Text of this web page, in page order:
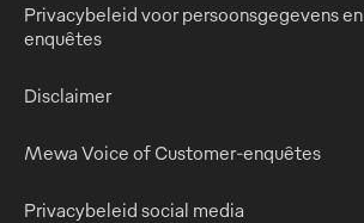
Privacybeleid voor persoonsgegevens
enquêtes
Disclaimer
Mewa Voice of Customer-enquêtes
Privacybeleid social media